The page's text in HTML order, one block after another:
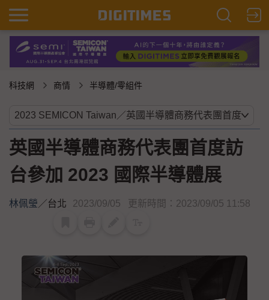
科技網 商情 半導體/零組件
英國半導體商務代表團首度訪
台參加 2023 國際半導體展
林佩瑩 ／台北 2023/09/05 更新時間：2023/09/05 11:58